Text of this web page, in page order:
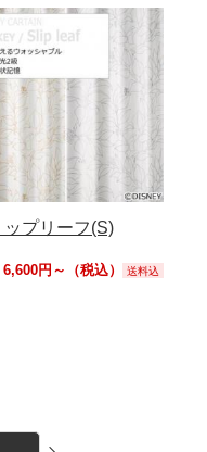
ップリーフ(S)
6,600円～（税込） 送料込